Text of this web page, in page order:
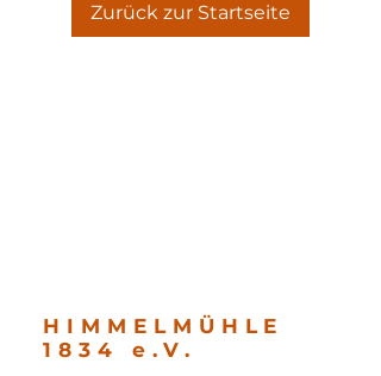
Zurück zur Startseite
HIMMELMÜHLE
1834 e.V.